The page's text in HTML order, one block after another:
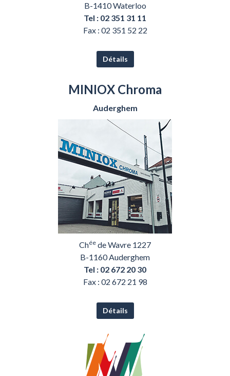
B-1410 Waterloo
Tel : 02 351 31 11
Fax : 02 351 52 22
Détails
MINIOX Chroma
Auderghem
Chée de Wavre 1227
B-1160 Auderghem
Tel : 02 672 20 30
Fax : 02 672 21 98
Détails